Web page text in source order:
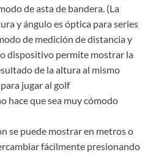
de asta de bandera. (La
y ángulo es óptica para series
de medición de distancia y
dispositivo permite mostrar la
de la altura al mismo
jugar al golf
hace que sea muy cómodo
se puede mostrar en metros o
fácilmente presionando